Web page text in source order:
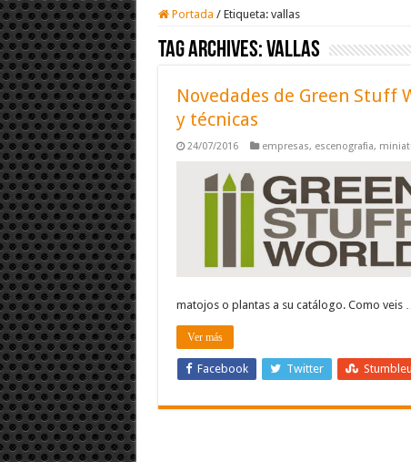
Portada / Etiqueta: vallas
Tag Archives:vallas
Novedades de Green Stuff
y técnicas
24/07/2016 empresas, escenografia,
matojos o plantas a su catálogo. Como veis …
Ver más
Facebook Twitter